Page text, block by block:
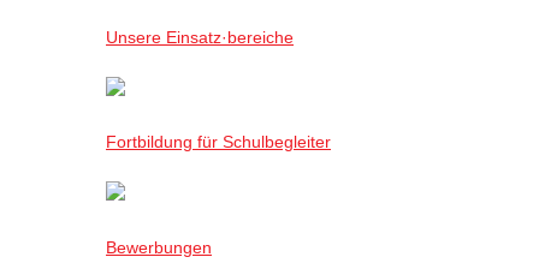
Unsere Einsatz·bereiche
Fortbildung für Schulbegleiter
Bewerbungen